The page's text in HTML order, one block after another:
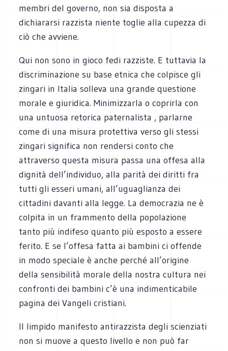
membri del governo, non sia disposta a
dichiararsi razzista niente toglie alla cupezza di
ciò che avviene.
Qui non sono in gioco fedi razziste. E tuttavia la
discriminazione su base etnica che colpisce gli
zingari in Italia solleva una grande questione
morale e giuridica. Minimizzarla o coprirla con
una untuosa retorica paternalista , parlarne
come di una misura protettiva verso gli stessi
zingari significa non rendersi conto che
attraverso questa misura passa una offesa alla
dignità dell’individuo, alla parità dei diritti fra
tutti gli esseri umani, all’uguaglianza dei
cittadini davanti alla legge. La democrazia ne è
colpita in un frammento della popolazione
tanto più indifeso quanto più esposto a essere
ferito. E se l’offesa fatta ai bambini ci offende
in modo speciale è anche perché all’origine
della sensibilità morale della nostra cultura nei
confronti dei bambini c’è una indimenticabile
pagina dei Vangeli cristiani.
Il limpido manifesto antirazzista degli scienziati
non si muove a questo livello e non può far